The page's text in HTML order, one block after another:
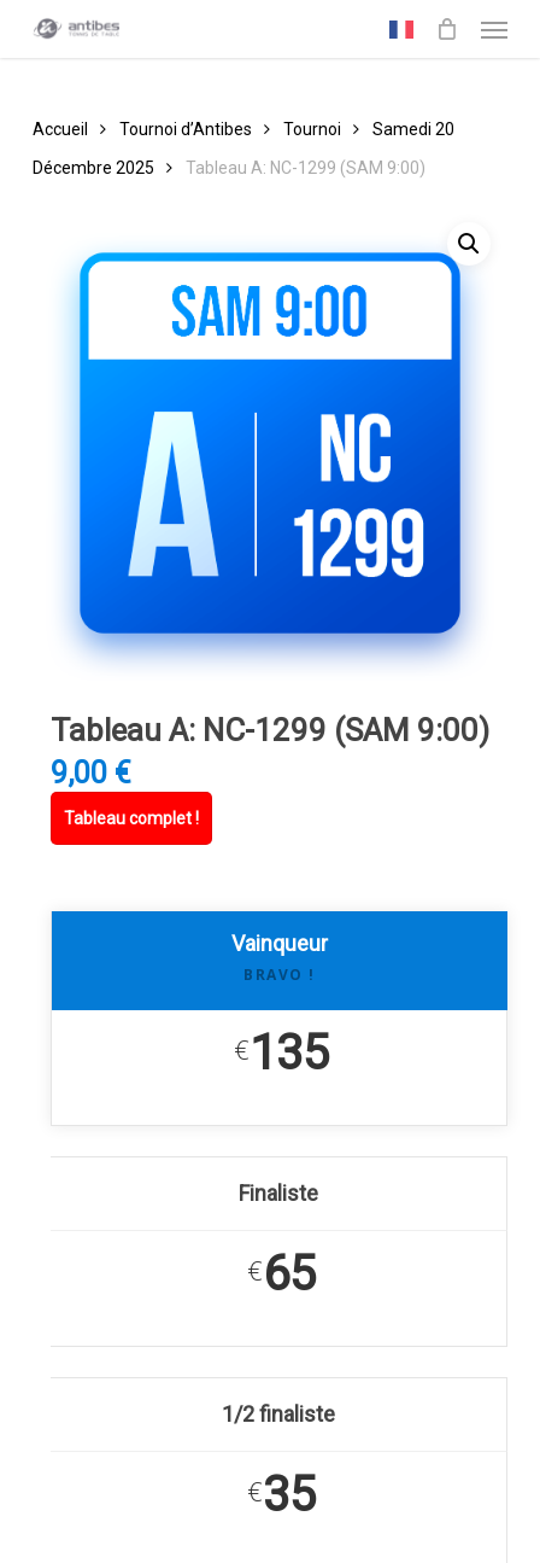
Accueil Tournoi d’Antibes Tournoi
Samedi 20
Décembre 2025
Tableau A: NC-1299 (SAM 9:00)
Tableau A: NC-1299 (SAM 9:00)
9,00 €
Tableau complet !
Vainqueur
BRAVO !
€
135
Finaliste
€
65
1/2 finaliste
€
35